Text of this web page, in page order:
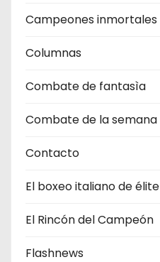
Campeones inmortales
Columnas
Combate de fantasìa
Combate de la semana
Contacto
El boxeo italiano de élite
El Rincón del Campeón
Flashnews